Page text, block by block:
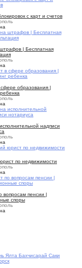
с карт и счетов
| Бесплатная
образования |
надписи
по недвижимости
вопросам пенсии |
споры
Ялта Бахчисарай Саки